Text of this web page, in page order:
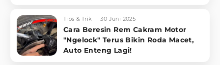
Tips & Trik 30 Juni 2025
Cara Beresin Rem Cakram Motor
"Ngelock" Terus Bikin Roda Macet,
Auto Enteng Lagi!